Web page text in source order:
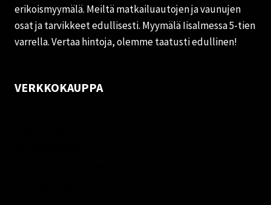
erikoismyymälä. Meiltä matkailuautojen ja vaunujen
osat ja tarvikkeet edullisesti. Myymälä Iisalmessa 5-tien
varrella. Vertaa hintoja, olemme taatusti edullinen!
VERKKOKAUPPA